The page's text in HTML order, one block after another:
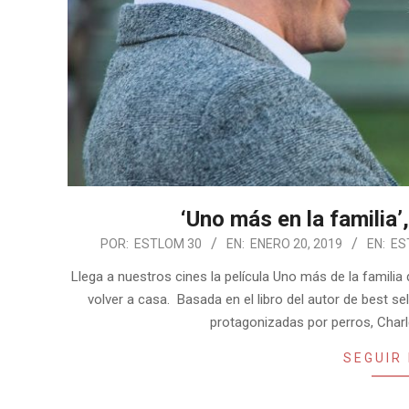
‘Uno más en la
POR: ESTLOM 30 EN: ENERO 20, 2019 EN:
Llega a nuestros cines la película Uno más de la
volver a casa. Basada en el libro del autor de best
protagonizadas por perros,
SEGUIR